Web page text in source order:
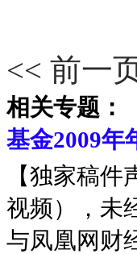
<< 前一
相关专题：
基金2009年
【独家稿
视频），未
与凤凰网财